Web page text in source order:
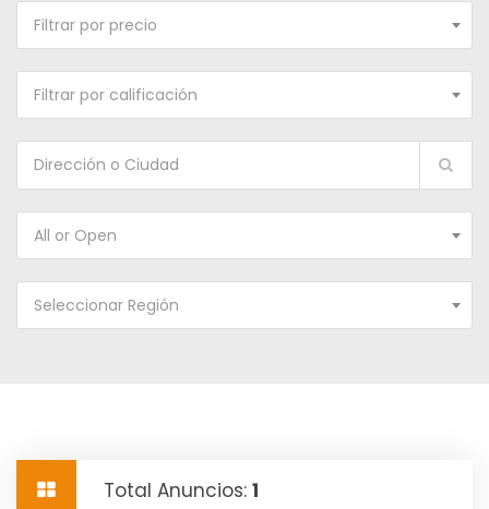
Filtrar por precio
Filtrar por calificación
All or Open
Seleccionar Región
Total Anuncios: 1